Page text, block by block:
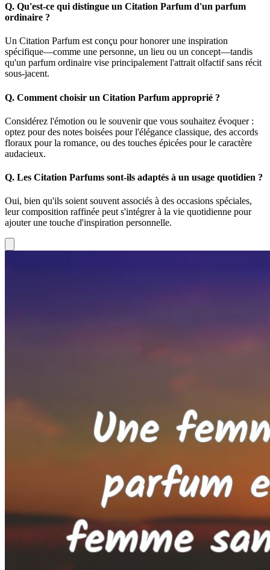
Q. Qu'est-ce qui distingue un Citation Parfum d'un parfum
ordinaire ?
Un Citation Parfum est conçu pour honorer une inspiration
spécifique—comme une personne, un lieu ou un concept—tandis
qu'un parfum ordinaire vise principalement l'attrait olfactif sans récit
sous-jacent.
Q. Comment choisir un Citation Parfum approprié ?
Considérez l'émotion ou le souvenir que vous souhaitez évoquer :
optez pour des notes boisées pour l'élégance classique, des accords
floraux pour la romance, ou des touches épicées pour le caractère
audacieux.
Q. Les Citation Parfums sont-ils adaptés à un usage quotidien ?
Oui, bien qu'ils soient souvent associés à des occasions spéciales,
leur composition raffinée peut s'intégrer à la vie quotidienne pour
ajouter une touche d'inspiration personnelle.